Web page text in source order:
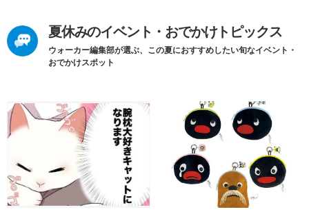
夏休みのイベント・おでかけトピックス
ウォーカー編集部が選ぶ、この夏におすすめしたい旬なイベント・
おでかけスポット